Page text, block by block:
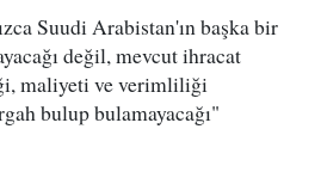
Suudi Arabistan'ın başka bir
değil, mevcut ihracat
maliyeti ve verimliliği
bulup bulamayacağı"